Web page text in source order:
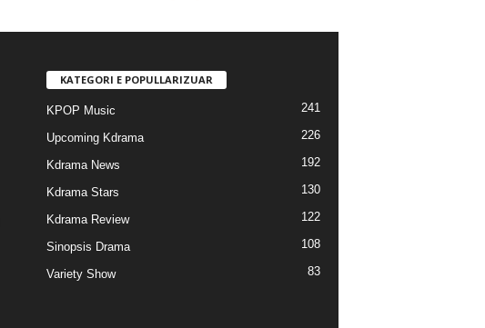
KATEGORI E POPULLARIZUAR
KPOP Music 241
Upcoming Kdrama 226
Kdrama News 192
Kdrama Stars 130
Kdrama Review 122
Sinopsis Drama 108
Variety Show 83